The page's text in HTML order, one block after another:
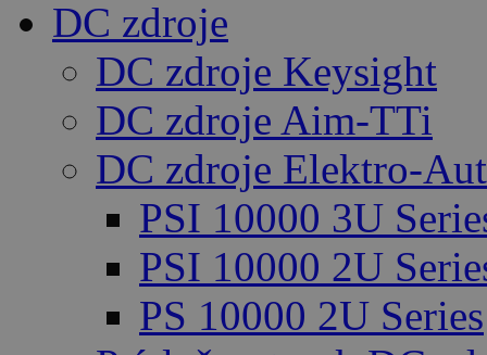
DC zdroje
DC zdroje Keysight
DC zdroje Aim-TTi
DC zdroje Elektro-
PSI 10000 3U
PSI 10000 2U
PS 10000 2U Series